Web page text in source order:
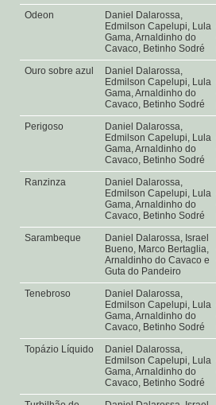
Odeon
Daniel Dalarossa,
Edmilson Capelupi, Lula
Gama, Arnaldinho do
Cavaco, Betinho Sodré
Ouro sobre azul
Daniel Dalarossa,
Edmilson Capelupi, Lula
Gama, Arnaldinho do
Cavaco, Betinho Sodré
Perigoso
Daniel Dalarossa,
Edmilson Capelupi, Lula
Gama, Arnaldinho do
Cavaco, Betinho Sodré
Ranzinza
Daniel Dalarossa,
Edmilson Capelupi, Lula
Gama, Arnaldinho do
Cavaco, Betinho Sodré
Sarambeque
Daniel Dalarossa, Israel
Bueno, Marco Bertaglia,
Arnaldinho do Cavaco e
Guta do Pandeiro
Tenebroso
Daniel Dalarossa,
Edmilson Capelupi, Lula
Gama, Arnaldinho do
Cavaco, Betinho Sodré
Topázio Líquido
Daniel Dalarossa,
Edmilson Capelupi, Lula
Gama, Arnaldinho do
Cavaco, Betinho Sodré